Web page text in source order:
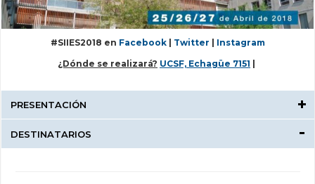
#SIIES2018 en Facebook| Twitter
Instagram
¿Dónde se realizará? UCSF, Echagüe 7151
PRESENTACIÓN
DESTINATARIOS